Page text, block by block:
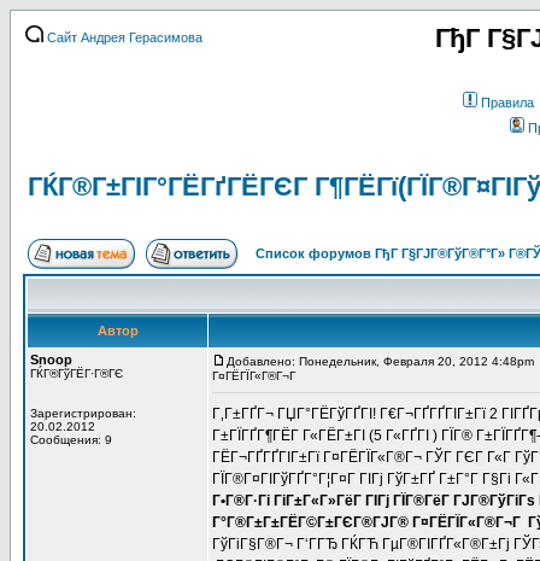
Сайт Андрея Герасимова ГђГ
Правила
ГЌГ®Г±ГІГ°ГЁГґГЁГЄГ
Список форумов ГђГ Г§ГЈГ®ГўГ®Г°Г»
Автор
Snoop
ГЌГ®ГўГЁГ·Г®ГЄ
Зарегистрирован:
20.02.2012
Сообщения: 9
Добавлено: Понедельник, Февраля 20, 2012 4:48pm
Г¤ГЁГЇГ«Г®Г¬Г
Г‚Г±ГҐГ¬ ГЏГ°ГЁГўГҐГІ! Г€Г¬ГҐГҐГІГ±Гї 2
Г±ГЇГҐГ¶ГЁГ Г«ГЁГ±ГІ (5 Г«ГҐГІ ) ГЇГ®
ГЁГ¬ГҐГҐГІГ±Гї Г¤ГЁГЇГ«Г®Г¬ ГЎГ ГЄГ Г«Г
ГЇГ®Г¤ГІГўГҐГ°Г¦Г¤Г ГІГј ГўГ±ГҐ Г±Г°Г Г§Гі
Г•Г®Г·Гі ГіГ±Г«Г»ГёГ ГІГј ГЇГ®ГёГ
Г°Г®Г±Г±ГЁГ©Г±ГЄГ®ГЈГ® Г¤ГЁГЇГ«Г®Г¬Г Гў
ГўГіГ§Г®Г¬ Г‘ГГЂ ГЌГЋ ГµГ®ГІГҐГ«Г®Г±Гј